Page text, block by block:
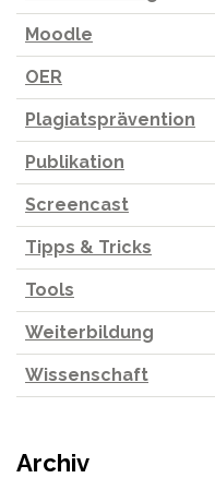
Moodle
OER
Plagiatsprävention
Publikation
Screencast
Tipps & Tricks
Tools
Weiterbildung
Wissenschaft
Archiv